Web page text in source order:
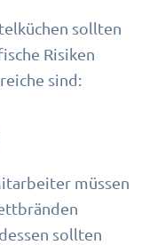
sollten
Risiken
sind:
müssen
sollten